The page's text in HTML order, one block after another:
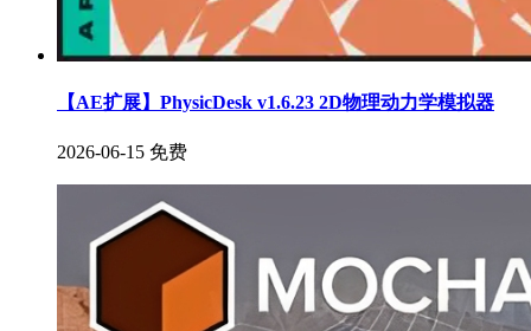
【AE扩展】PhysicDesk v1.6.23 2D物理动力学模拟器
2026-06-15 免费